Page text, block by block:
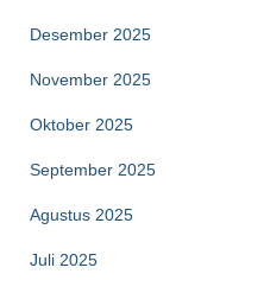
Desember 2025
November 2025
Oktober 2025
September 2025
Agustus 2025
Juli 2025